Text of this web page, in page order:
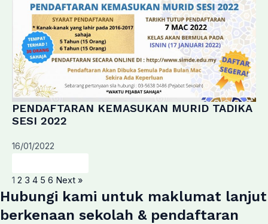
PENDAFTARAN KEMASUKAN MURID TADIKA
SESI 2022
16/01/2022
1 2 3 4 5 6 Next »
Hubungi kami untuk maklumat lanjut
berkenaan sekolah & pendaftaran